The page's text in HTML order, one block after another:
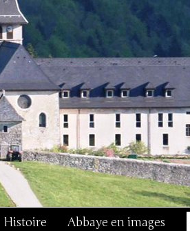
Histoire Abbaye en images